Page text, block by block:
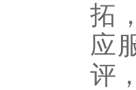
拓
应
评